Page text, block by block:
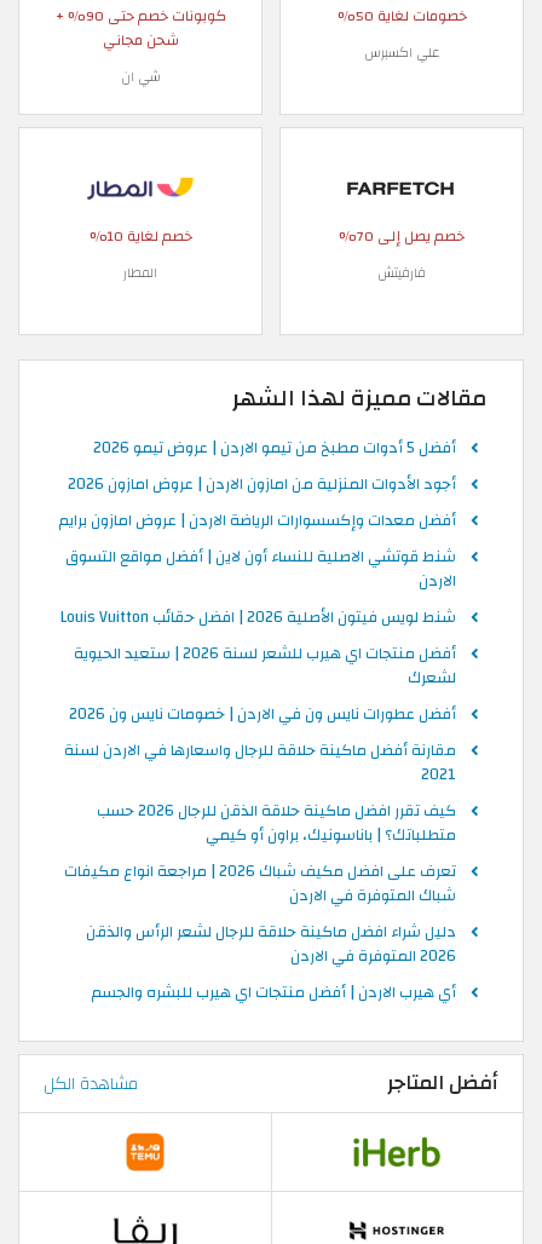
خصومات لغاية 50%
علي اكسبرس
كوبونات خصم حتى 90% +
شحن مجاني
شي ان
خصم يصل إلى 70%
فارفيتش
خصم لغاية 10%
المطار
مقالات مميزة لهذا الشهر
أفضل 5 أدوات مطبخ من تيمو الاردن | عروض تيمو 2026
أجود الأدوات المنزلية من امازون الاردن | عروض امازون 2026
أفضل معدات وإكسسوارات الرياضة الاردن | عروض امازون برايم
شنط قوتشي الاصلية للنساء أون لاين | أفضل مواقع التسوق
الاردن
شنط لويس فيتون الأصلية 2026 | افضل حقائب Louis Vuitton
أفضل منتجات اي هيرب للشعر لسنة 2026 | ستعيد الحيوية
لشعرك
أفضل عطورات نايس ون في الاردن | خصومات نايس ون 2026
مقارنة أفضل ماكينة حلاقة للرجال واسعارها في الاردن لسنة
2021
كيف تقرر افضل ماكينة حلاقة الذقن للرجال 2026 حسب
متطلباتك؟ | باناسونيك، براون أو كيمي
تعرف على افضل مكيف شباك 2026 | مراجعة انواع مكيفات
شباك المتوفرة في الاردن
دليل شراء افضل ماكينة حلاقة للرجال لشعر الرأس والذقن
2026 المتوفرة في الاردن
أي هيرب الاردن | أفضل منتجات اي هيرب للبشره والجسم
أفضل المتاجر مشاهدة الكل